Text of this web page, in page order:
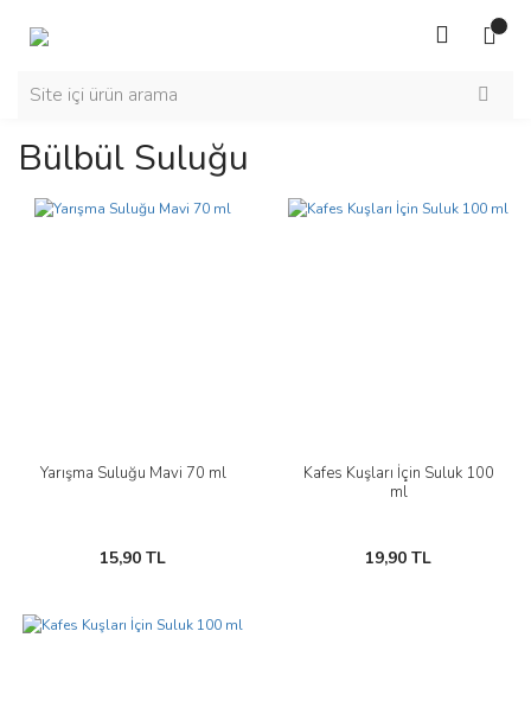
Bülbül Suluğu
Yarışma Suluğu Mavi 70 ml
15,90 TL
Kafes Kuşları İçin Suluk 100
ml
19,90 TL